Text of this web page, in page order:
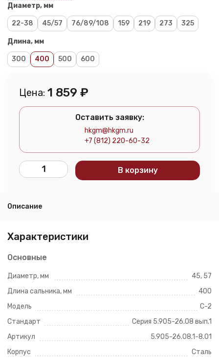
Диаметр, мм
22-38 45/57 76/89/108 159 219 273 325
Длина, мм
300 400 500 600
Цена: 1 859 ₽
Оставить заявку:
hkgm@hkgm.ru
+7 (812) 220-60-32
В корзину
Описание
Характеристики
Основные
Диаметр, мм
45, 57
Длина сальника, мм
400
Модель
С-2
Стандарт
Серия 5.905-26.08 вып.1
Артикул
5.905-26.08.1-8.01
Корпус
Сталь